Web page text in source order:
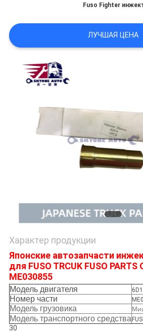
PRIVACY
POLICY
Fuso Fighter
ЛУЧШАЯ ЦЕНА
Характер продукции
Японские автозапчасти
для FUSO TRCUK FUSO PARTS
ME030855
Модель двигателя
Номер части
Модель грузовика
Модель транспортного средства
30